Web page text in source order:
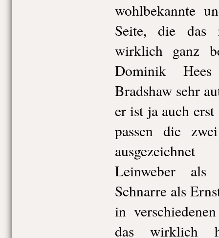
wohlbekannte
Seite, die das
wirklich ganz
Dominik
Bradshaw sehr
er ist ja auch
passen die
Leinweber
Schnarre als
in
das wirklich